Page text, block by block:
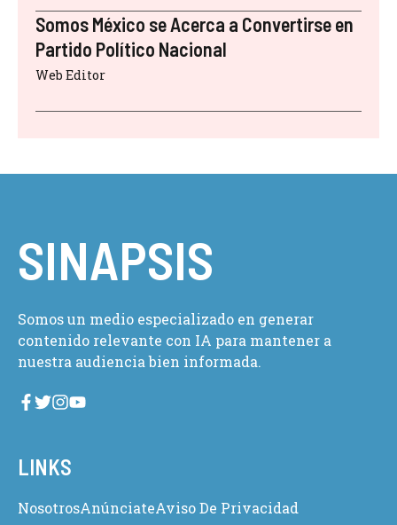
Somos México se Acerca a Convertirse en
Partido Político Nacional
Web Editor
SINAPSIS
Somos un medio especializado en generar
contenido relevante con IA para mantener a
nuestra audiencia bien informada.
LINKS
NosotrosAnúnciateAviso De Privacidad